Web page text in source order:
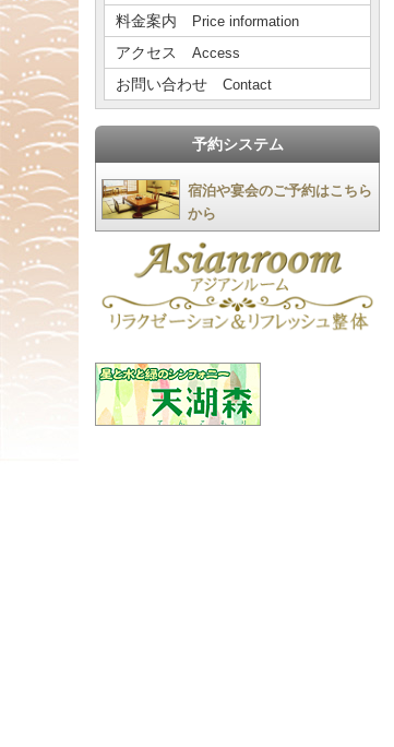
料金案内 Price information
アクセス Access
お問い合わせ Contact
予約システム
宿泊や宴会のご予約はこちら
から